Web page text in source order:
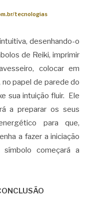
tecnologias
desenhando-o
de Reiki, imprimir
colocar em
no papel de parede do
sua intuição fluir. Ele
a preparar os seus
para que,
a fazer a iniciação
começará a